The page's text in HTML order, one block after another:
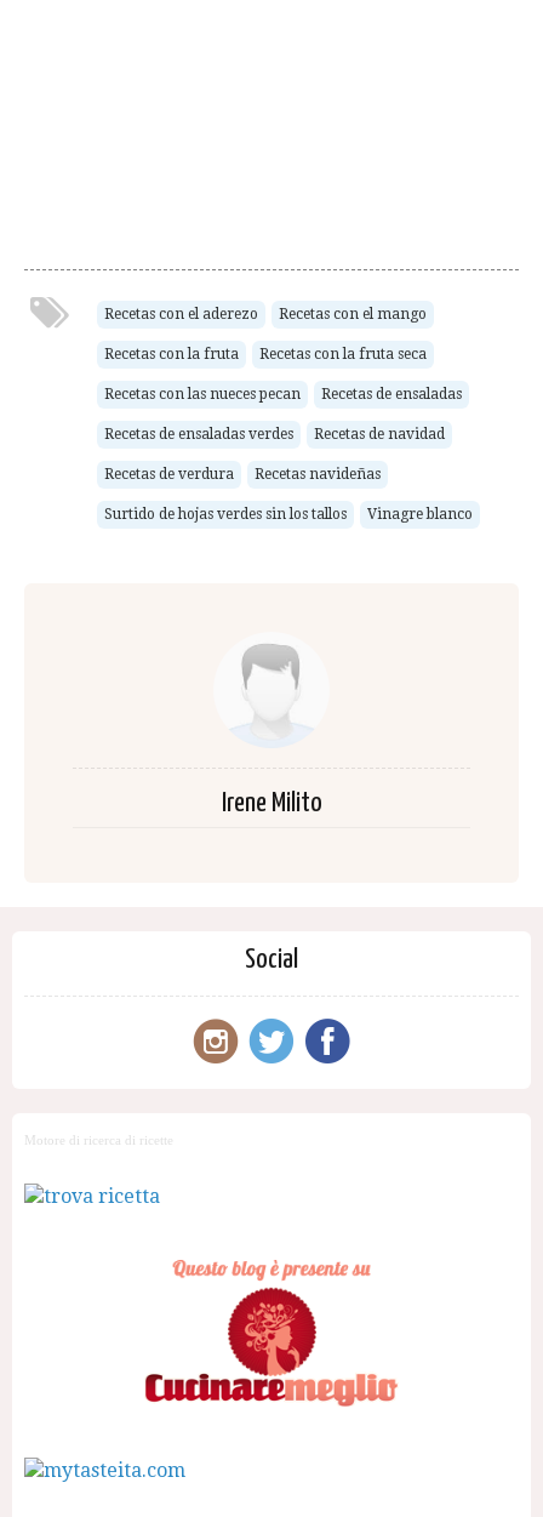
Recetas con el aderezo Recetas con el mango
Recetas con la fruta Recetas con la fruta seca
Recetas con las nueces pecan Recetas de ensaladas
Recetas de ensaladas verdes Recetas de navidad
Recetas de verdura Recetas navideñas
Surtido de hojas verdes sin los tallos Vinagre blanco
Irene Milito
Social
Motore di ricerca di ricette